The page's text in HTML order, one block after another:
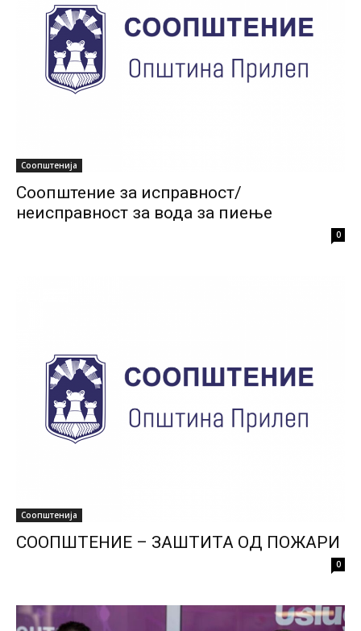
Соопштенија
Соопштение за исправност/
неисправност за вода за пиење
0
Соопштенија
СООПШТЕНИЕ – ЗАШТИТА ОД ПОЖАРИ
0